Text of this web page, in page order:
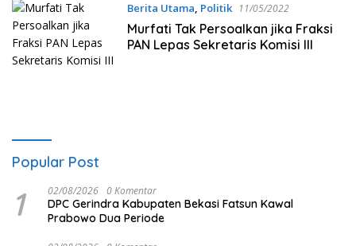
Berita Utama, Politik 11/05/2022
Murfati Tak Persoalkan jika Fraksi
PAN Lepas Sekretaris Komisi III
Popular Post
1 02/08/2026 0 Komentar
DPC Gerindra Kabupaten Bekasi Fatsun Kawal
Prabowo Dua Periode